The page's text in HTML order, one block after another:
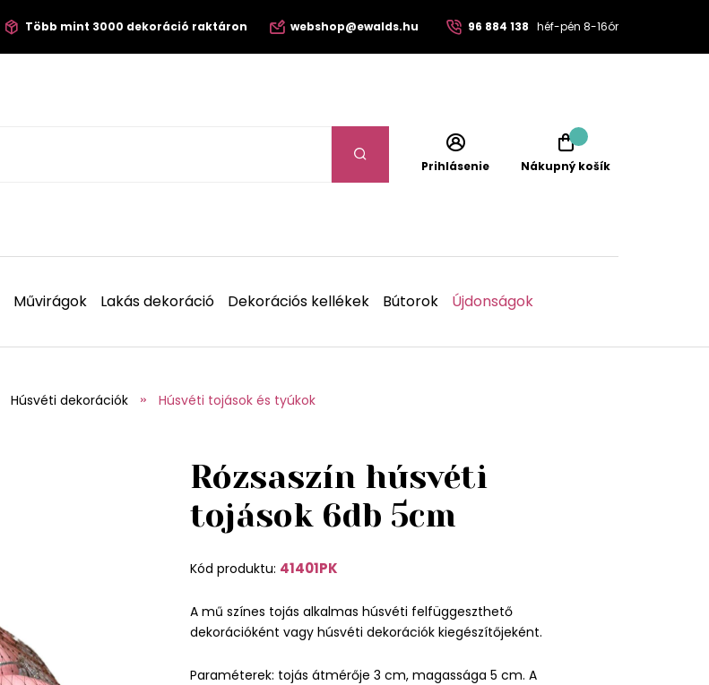
Több mint 3000 dekoráció raktáron webshop@ewalds.hu 96 884 138 héf-pén 8-16ór
Prihlásenie Nákupný košík
Művirágok Lakás dekoráció Dekorációs kellékek Bútorok Újdonságok
Húsvéti dekorációk Húsvéti tojások és tyúkok
Rózsaszín húsvéti
tojások 6db 5cm
Kód produktu: 41401PK
A mű színes tojás alkalmas húsvéti felfüggeszthető
dekorációként vagy húsvéti dekorációk kiegészítőjeként.
Paraméterek: tojás átmérője 3 cm, magassága 5 cm. A